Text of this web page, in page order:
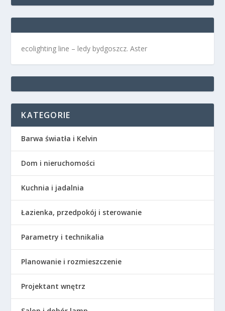
ecolighting line – ledy bydgoszcz. Aster
KATEGORIE
Barwa światła i Kelvin
Dom i nieruchomości
Kuchnia i jadalnia
Łazienka, przedpokój i sterowanie
Parametry i technikalia
Planowanie i rozmieszczenie
Projektant wnętrz